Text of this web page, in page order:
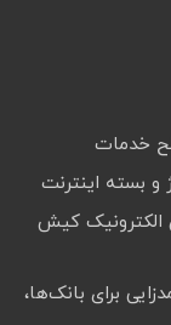
بسته اینترنت
الکترونیک کیش
برای بانک‌ها،